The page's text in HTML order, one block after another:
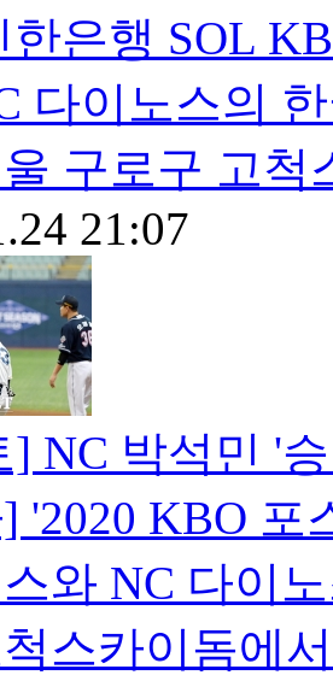
한은행 SOL
다이노스의
구로구 고척
21:07
] NC 박석민 '
'2020 KBO 포
와 NC 다이
스카이돔에